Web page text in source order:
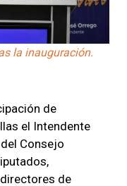
la inauguración.
de
el Intendente
Consejo
de